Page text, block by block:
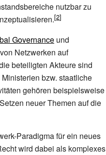
nutzbar zu
Governance und
Netzwerken auf
beteiligten Akteure sind
bzw. staatliche
gehören beispielsweise
neuer Themen auf die
Paradigma für ein neues
wird dabei als komplexes